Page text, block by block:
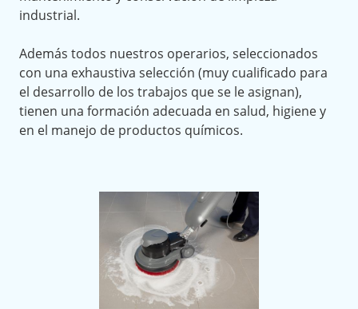
industrial.
Además todos nuestros operarios, seleccionados
con una exhaustiva selección (muy cualificado para
el desarrollo de los trabajos que se le asignan),
tienen una formación adecuada en salud, higiene y
en el manejo de productos químicos.